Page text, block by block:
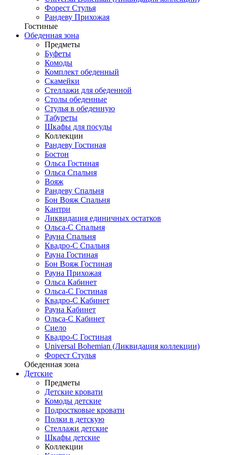
Форест Стулья
Рандеву Прихожая
Гостиные
Обеденная зона
Предметы
Буфеты
Комоды
Комплект обеденный
Скамейки
Стеллажи для обеденной
Столы обеденные
Стулья в обеденную
Табуреты
Шкафы для посуды
Коллекции
Рандеву Гостиная
Бостон
Ольса Гостиная
Ольса Спальня
Вояж
Рандеву Спальня
Бон Вояж Спальня
Кантри
Ликвидация единичных остатков
Ольса-С Спальня
Рауна Спальня
Квадро-С Спальня
Рауна Гостиная
Бон Вояж Гостиная
Рауна Прихожая
Ольса Кабинет
Ольса-С Гостиная
Квадро-С Кабинет
Рауна Кабинет
Ольса-С Кабинет
Сиело
Квадро-С Гостиная
Universal Bohemian (Ликвидация коллекции)
Форест Стулья
Обеденная зона
Детские
Предметы
Детские кровати
Комоды детские
Подростковые кровати
Полки в детскую
Стеллажи детские
Шкафы детские
Коллекции